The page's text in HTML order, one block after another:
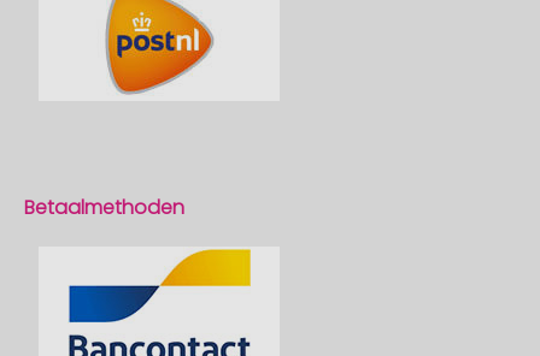
Betaalmethoden